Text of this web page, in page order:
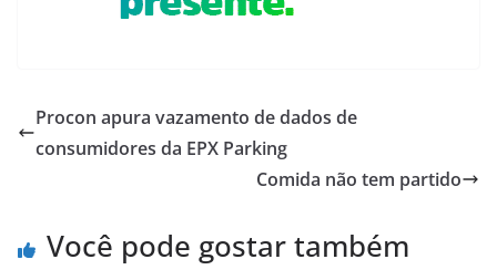
Procon apura vazamento de dados de
consumidores da EPX Parking
Comida não tem partido
Você pode gostar também